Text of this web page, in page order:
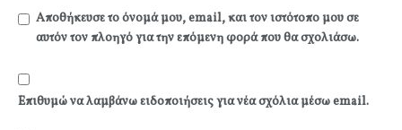
Αποθήκευσε το όνομά μου, email, και τον ιστότοπο μου σε
αυτόν τον πλοηγό για την επόμενη φορά που θα σχολιάσω.
Επιθυμώ να λαμβάνω ειδοποιήσεις για νέα σχόλια μέσω email.